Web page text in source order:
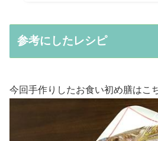
参考にしたレシピ
今回手作りしたお食い初め膳はこ